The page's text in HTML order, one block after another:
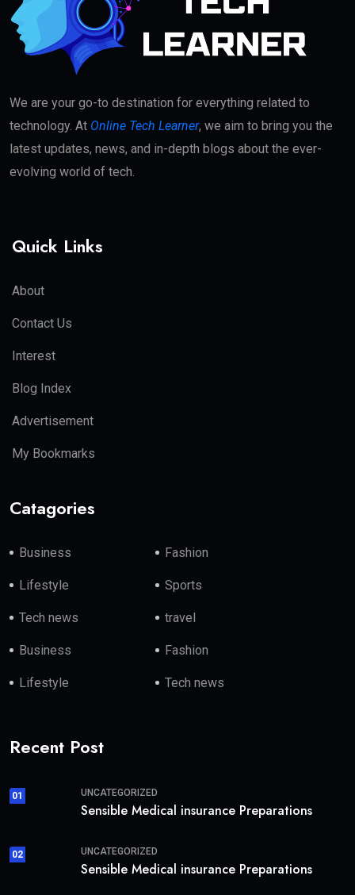
We are your go-to destination for everything related to
technology. At Online Tech Learner, we aim to bring you the
latest updates, news, and in-depth blogs about the ever-
evolving world of tech.
Quick Links
About
Contact Us
Interest
Blog Index
Advertisement
My Bookmarks
Catagories
Business Fashion
Lifestyle Sports
Tech news travel
Business Fashion
Lifestyle Tech news
Recent Post
01 UNCATEGORIZED
Sensible Medical insurance Preparations
02 UNCATEGORIZED
Sensible Medical insurance Preparations